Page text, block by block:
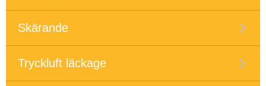
Skärande
Tryckluft läckage